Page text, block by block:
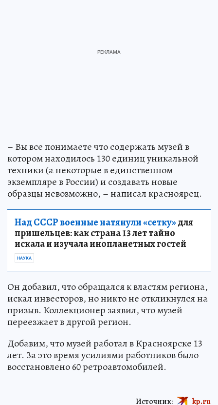
– Вы все понимаете что содержать музей в
котором находилось 130 единиц уникальной
техники (а некоторые в единственном
экземпляре в России) и создавать новые
образцы невозможно, – написал красноярец.
Над СССР военные натянули «сетку»для
пришельцев: как страна 13 лет тайно
искала и изучала инопланетных гостей
НАУКА
Он добавил, что обращался к властям региона,
искал инвесторов, но никто не откликнулся на
призыв. Коллекционер заявил, что музей
переезжает в другой регион.
Добавим, что музей работал в Красноярске 13
лет. За это время усилиями работников было
восстановлено 60 ретроавтомобилей.
Источник: kp.ru